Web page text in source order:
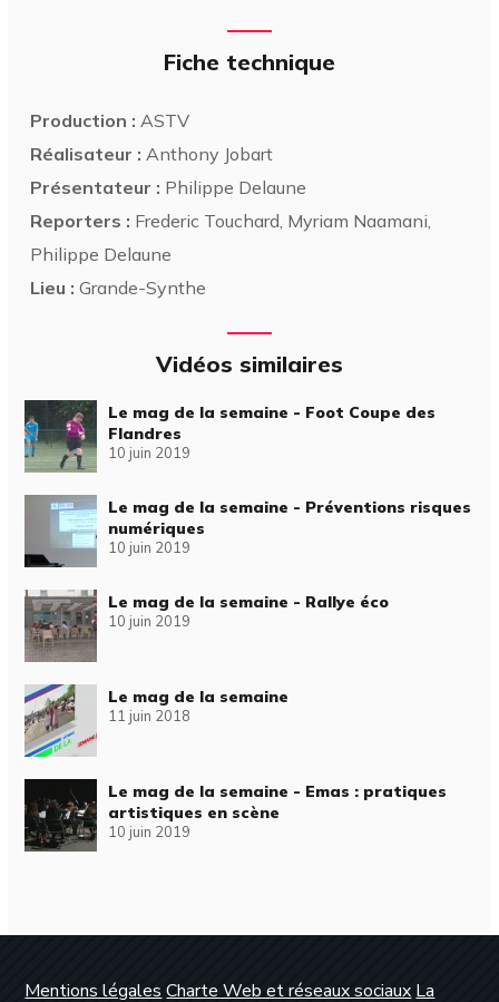
Fiche technique
Production : ASTV
Réalisateur : Anthony Jobart
Présentateur : Philippe Delaune
Reporters : Frederic Touchard, Myriam Naamani,
Philippe Delaune
Lieu : Grande-Synthe
Vidéos similaires
Le mag de la semaine - Foot Coupe des
Flandres
10 juin 2019
Le mag de la semaine - Préventions risques
numériques
10 juin 2019
Le mag de la semaine - Rallye éco
10 juin 2019
Le mag de la semaine
11 juin 2018
Le mag de la semaine - Emas : pratiques
artistiques en scène
10 juin 2019
Mentions légales Charte Web et réseaux sociaux La